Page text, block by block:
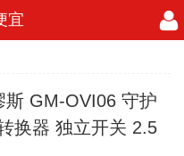
宜
斯 GM-OVI06 守护
换器 独立开关 2.5